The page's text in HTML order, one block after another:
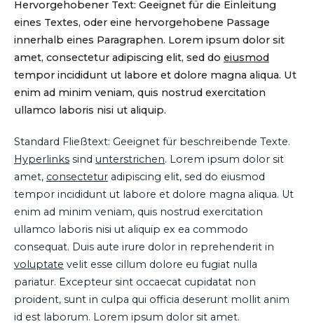
Hervorgehobener Text: Geeignet für die Einleitung
eines Textes, oder eine hervorgehobene Passage
innerhalb eines Paragraphen. Lorem ipsum dolor sit
amet, consectetur adipiscing elit, sed do eiusmod
tempor incididunt ut labore et dolore magna aliqua. Ut
enim ad minim veniam, quis nostrud exercitation
ullamco laboris nisi ut aliquip.
Standard Fließtext: Geeignet für beschreibende Texte.
Hyperlinks sind unterstrichen. Lorem ipsum dolor sit
amet, consectetur adipiscing elit, sed do eiusmod
tempor incididunt ut labore et dolore magna aliqua. Ut
enim ad minim veniam, quis nostrud exercitation
ullamco laboris nisi ut aliquip ex ea commodo
consequat. Duis aute irure dolor in reprehenderit in
voluptate velit esse cillum dolore eu fugiat nulla
pariatur. Excepteur sint occaecat cupidatat non
proident, sunt in culpa qui officia deserunt mollit anim
id est laborum. Lorem ipsum dolor sit amet.